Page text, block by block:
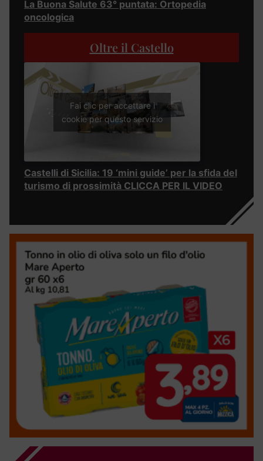
La Buona Salute 63° puntata: Ortopedia
oncologica
Oltre il Castello
Fai clic per accettare i
cookie per questo servizio
Castelli di Sicilia: 19 ‘mini guide’ per la sfida del
turismo di prossimità CLICCA PER IL VIDEO